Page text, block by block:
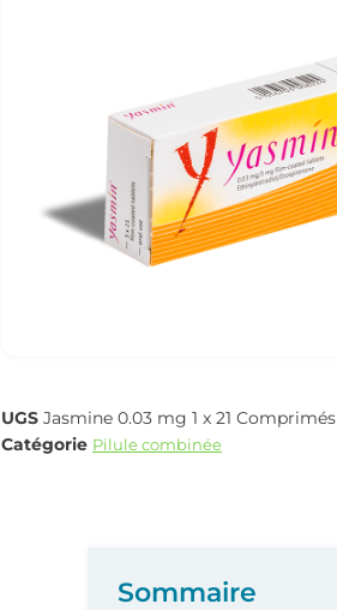
UGS Jasmine 0.03 mg 1 x 21 Comprimés
Catégorie Pilule combinée
Sommaire